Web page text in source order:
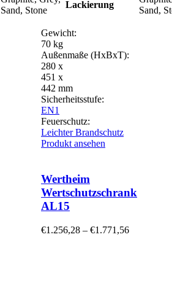
Sand, Stone
Lackierung
Sand,
Gewicht:
70 kg
Außenmaße (HxBxT):
280 x
451 x
442 mm
Sicherheitsstufe:
EN1
Feuerschutz:
Leichter Brandschutz
Produkt ansehen
Wertheim
Wertschutzschrank
AL15
€1.256,28 – €1.771,56